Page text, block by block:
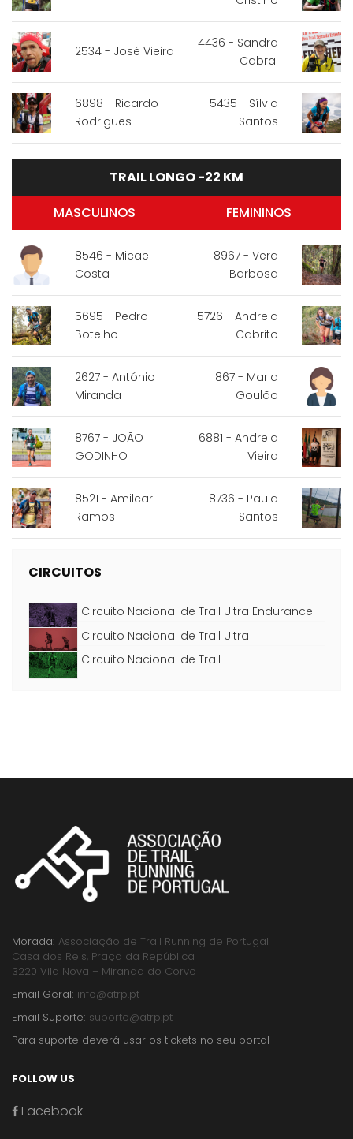
2534 - José Vieira
6898 - Ricardo
Rodrigues
4436 - Sandra
Cabral
5435 - Sílvia
Santos
TRAIL LONGO -22 KM
MASCULINOS
8546 - Micael
Costa
5695 - Pedro
Botelho
2627 - António
Miranda
8767 - JOÃO
GODINHO
8521 - Amilcar
Ramos
FEMININOS
8967 - Vera
Barbosa
5726 - Andreia
Cabrito
867 - Maria
Goulão
6881 - Andreia
Vieira
8736 - Paula
Santos
CIRCUITOS
Circuito Nacional de Trail Ultra Endurance
Circuito Nacional de Trail Ultra
Circuito Nacional de Trail
Morada: Associação de Trail Running de Portugal
Casa dos Reis, Praça da República
3220 Vila Nova – Miranda do Corvo
Email Geral: info@atrp.pt
Email Suporte: suporte@atrp.pt
Para suporte deverá usar os tickets no seu portal
FOLLOW US
Facebook